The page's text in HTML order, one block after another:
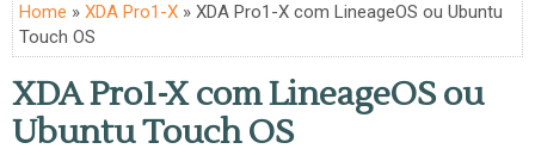
Home » XDA Pro1-X » XDA Pro1-X com LineageOS ou Ubuntu
Touch OS
XDA Pro1-X com LineageOS ou
Ubuntu Touch OS